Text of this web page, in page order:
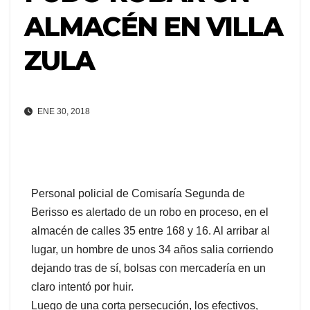
ALMACÉN EN VILLA
ZULA
ENE 30, 2018
Personal policial de Comisaría Segunda de
Berisso es alertado de un robo en proceso, en el
almacén de calles 35 entre 168 y 16. Al arribar al
lugar, un hombre de unos 34 años salia corriendo
dejando tras de sí, bolsas con mercadería en un
claro intentó por huir.
Luego de una corta persecución, los efectivos,